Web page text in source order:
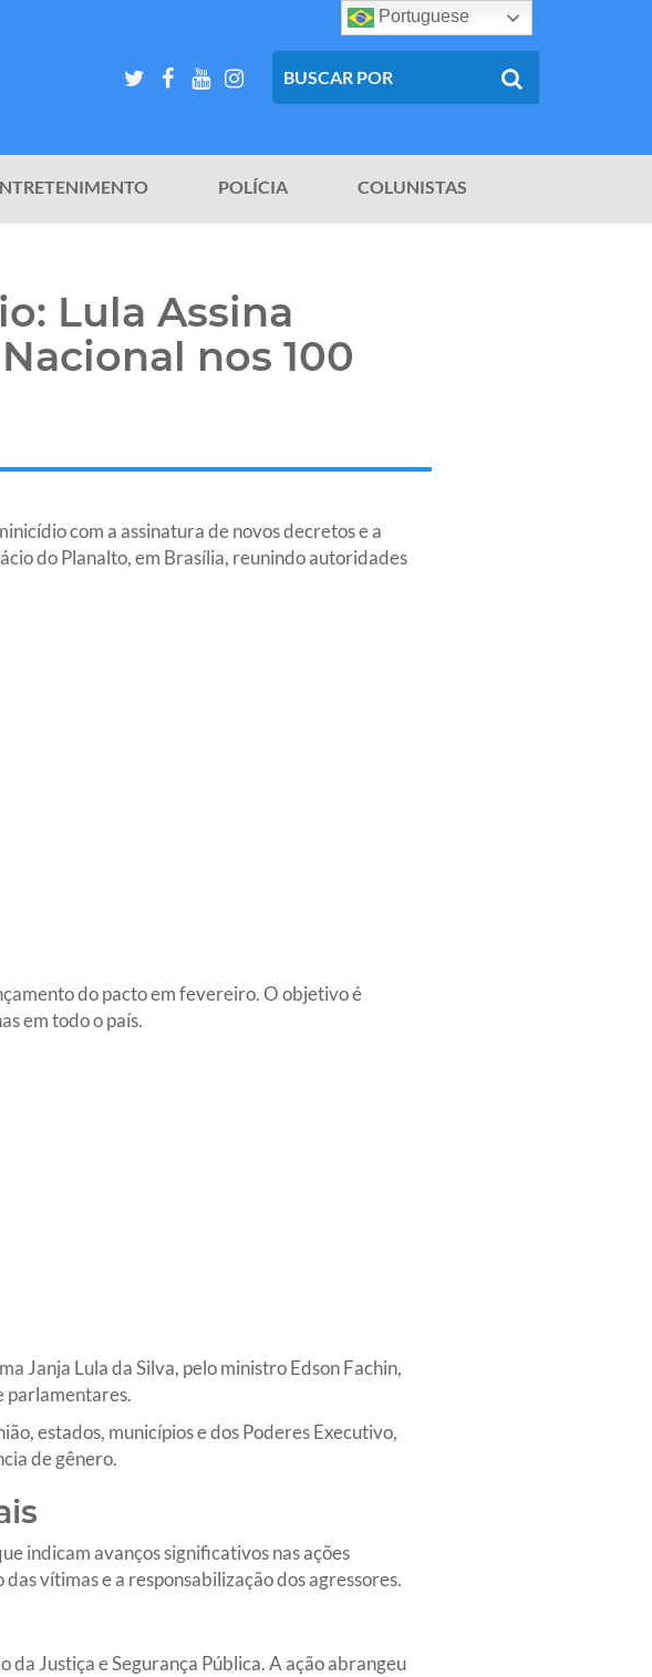
POLÍCIA COLUNISTAS
Lula Assina
nos 100
com a assinatura de novos decretos e a
do Planalto, em Brasília, reunindo autoridades
do pacto em fevereiro. O objetivo é
em todo o país.
Janja Lula da Silva, pelo ministro Edson Fachin,
parlamentares.
estados, municípios e dos Poderes Executivo,
de gênero.
indicam avanços significativos nas ações
vítimas e a responsabilização dos agressores.
Justiça e Segurança Pública. A ação abrangeu
Portuguese